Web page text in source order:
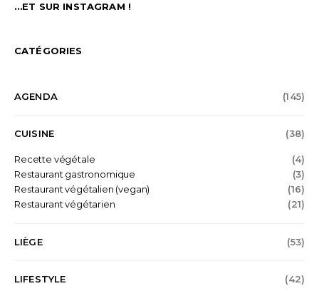
…ET SUR INSTAGRAM !
CATÉGORIES
AGENDA (145)
CUISINE (38)
Recette végétale
(4)
Restaurant gastronomique
(3)
Restaurant végétalien (vegan)
(16)
Restaurant végétarien
(21)
LIÈGE (53)
LIFESTYLE (42)